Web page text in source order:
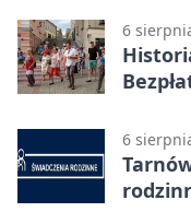
6
6